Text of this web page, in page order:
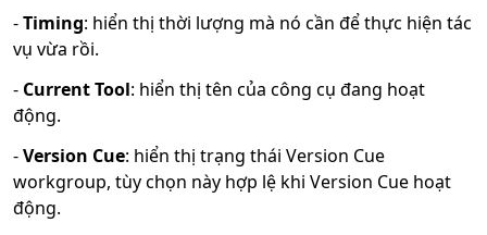
-Timing: hiển thị thời lượng mà nó cần để thực hiện tác
vụ vừa rồi.
- Current Tool: hiển thị tên của công cụ đang hoạt
động.
-Version Cue: hiển thị trạng thái Version Cue
workgroup, tùy chọn này hợp lệ khi Version Cue hoạt
động.